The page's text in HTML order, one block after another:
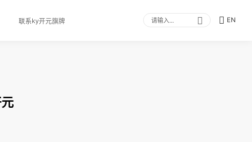
联系ky开元旗牌 EN